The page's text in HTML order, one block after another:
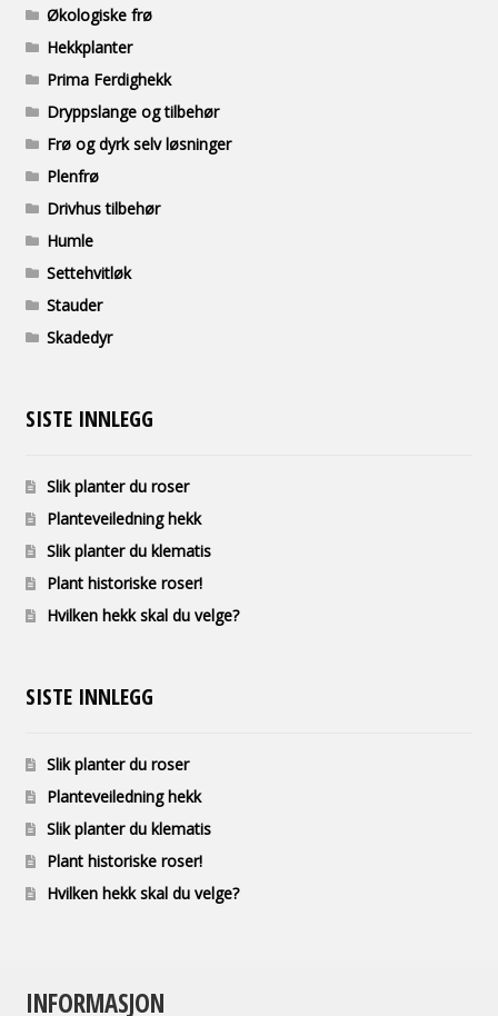
Økologiske frø
Hekkplanter
Prima Ferdighekk
Dryppslange og tilbehør
Frø og dyrk selv løsninger
Plenfrø
Drivhus tilbehør
Humle
Settehvitløk
Stauder
Skadedyr
SISTE INNLEGG
Slik planter du roser
Planteveiledning hekk
Slik planter du klematis
Plant historiske roser!
Hvilken hekk skal du velge?
SISTE INNLEGG
Slik planter du roser
Planteveiledning hekk
Slik planter du klematis
Plant historiske roser!
Hvilken hekk skal du velge?
INFORMASJON